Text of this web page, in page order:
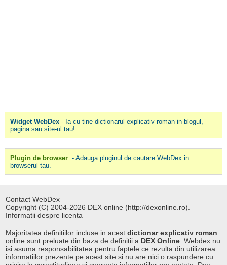
Widget WebDex- Ia cu tine dictionarul explicativ roman in blogul,
pagina sau site-ul tau!
Plugin de browser - Adauga pluginul de cautare WebDex in
browserul tau.
Contact WebDex
Copyright (C) 2004-2026 DEX online (http://dexonline.ro).
Informatii despre licenta
Majoritatea definitiilor incluse in acestdictionar explicativ roman
online sunt preluate din baza de definitii a DEX Online . Webdex nu
isi asuma responsabilitatea pentru faptele ce rezulta din utilizarea
informatiilor prezente pe acest site si nu are nici o raspundere cu